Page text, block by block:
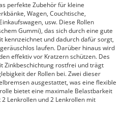
perfekte Zubehör für kleine
Wagen, Couchtische,
usw. Diese Rollen
Gummi), das sich durch eine gute
kennzeichnet und dadurch dafür sorgt,
laufen. Darüber hinaus wird
effektiv vor Kratzern schützen. Des
Zinkbeschichtung rostfrei und trägt
der Rollen bei. Zwei dieser
ausgestattet, was eine flexible
bietet eine maximale Belastbarkeit
Lenkrollen und 2 Lenkrollen mit